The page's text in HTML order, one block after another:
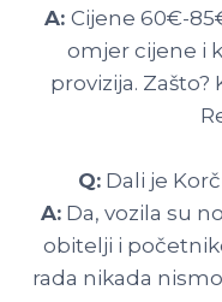
A: Cijene 60€-
omjer cijene i
provizija. Zašto?
Q:Dali je
A: Da, vozila su
obitelji i
rada nikada